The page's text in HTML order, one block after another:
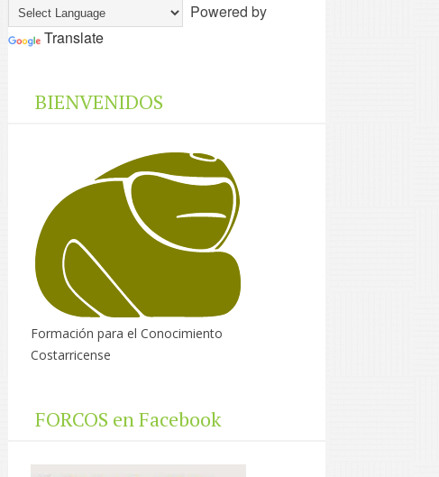
Powered by
Translate
BIENVENIDOS
Formación para el Conocimiento
Costarricense
FORCOS en Facebook